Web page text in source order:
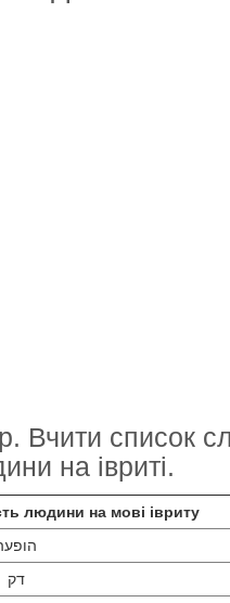
Вчити список
на івриті.
людини на мові івриту
דק